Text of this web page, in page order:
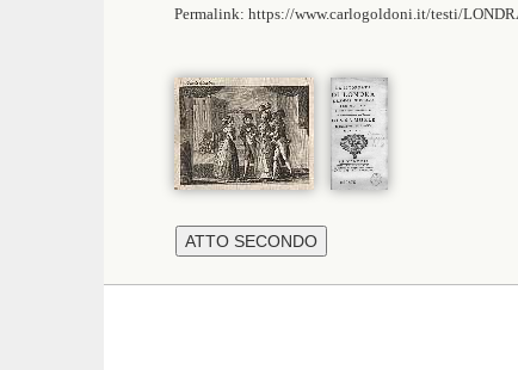
Permalink: https://www.carlogoldoni.it/testi/